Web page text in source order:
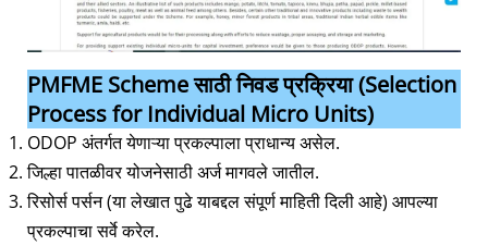
PMFME Scheme साठी निवड प्रक्रिया (Selection
Process for Individual Micro Units)
ODOP अंतर्गत येणाऱ्या प्रकल्पाला प्राधान्य असेल.
जिल्हा पातळीवर योजनेसाठी अर्ज मागवले जातील.
रिसोर्स पर्सन (या लेखात पुढे याबद्दल संपूर्ण माहिती दिली आहे) आपल्या
प्रकल्पाचा सर्वे करेल.